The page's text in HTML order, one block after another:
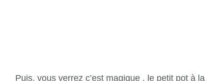
Puis, vous verrez c’est magique , le petit pot à la